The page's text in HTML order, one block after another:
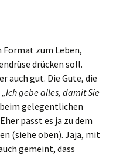
Format zum Leben,
drücken soll.
auch gut. Die Gute, die
„Ich gebe alles, damit Sie
gelegentlichen
passt es ja zu dem
(siehe oben). Jaja, mit
gemeint, dass